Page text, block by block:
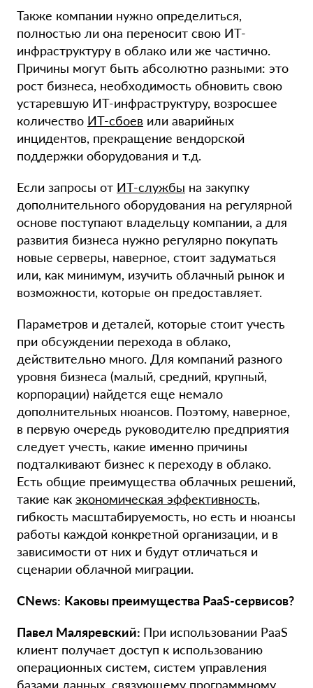
Также компании нужно определиться,
полностью ли она переносит свою ИТ-
инфраструктуру в облако или же частично.
Причины могут быть абсолютно разными: это
рост бизнеса, необходимость обновить свою
устаревшую ИТ-инфраструктуру, возросшее
количество ИТ-сбоев или аварийных
инцидентов, прекращение вендорской
поддержки оборудования и т.д.
Если запросы от ИТ-службы на закупку
дополнительного оборудования на регулярной
основе поступают владельцу компании, а для
развития бизнеса нужно регулярно покупать
новые серверы, наверное, стоит задуматься
или, как минимум, изучить облачный рынок и
возможности, которые он предоставляет.
Параметров и деталей, которые стоит учесть
при обсуждении перехода в облако,
действительно много. Для компаний разного
уровня бизнеса (малый, средний, крупный,
корпорации) найдется еще немало
дополнительных нюансов. Поэтому, наверное,
в первую очередь руководителю предприятия
следует учесть, какие именно причины
подталкивают бизнес к переходу в облако.
Есть общие преимущества облачных решений,
такие как экономическая эффективность,
гибкость масштабируемость, но есть и нюансы
работы каждой конкретной организации, и в
зависимости от них и будут отличаться и
сценарии облачной миграции.
CNews: Каковы преимущества PaaS-сервисов?
Павел Маляревский: При использовании PaaS
клиент получает доступ к использованию
операционных систем, систем управления
базами данных, связующему программному